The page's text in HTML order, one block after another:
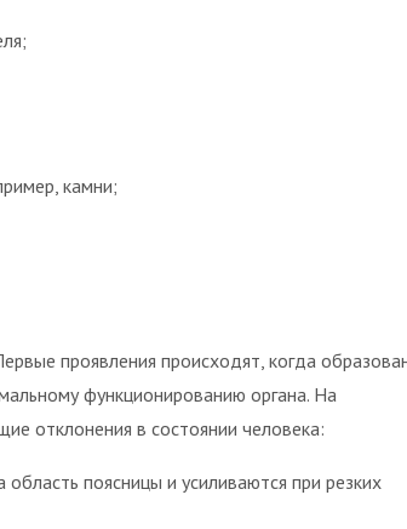
камни;
проявления происходят, когда
функционированию органа. На
отклонения в состоянии человека:
поясницы и усиливаются при резких